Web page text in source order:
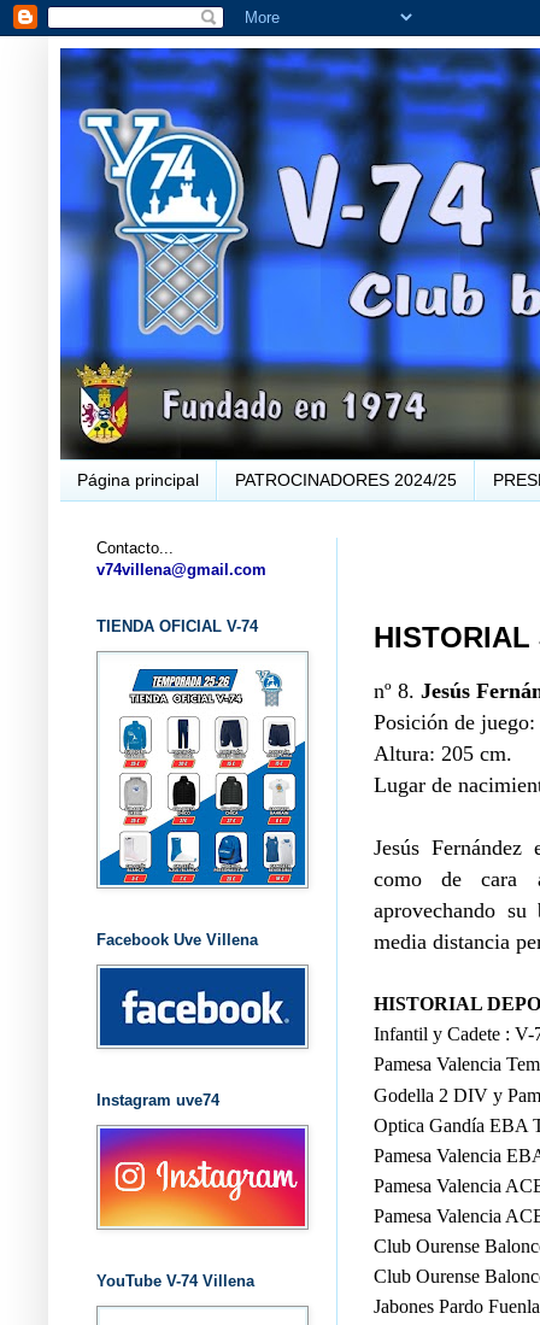
Página principal PATROCINADORES 2024/25
HISTORIAL
nº 8. Jesús
Posición de
Altura: 205 cm.
Lugar de
Jesús
como de cara
aprovechando
media distancia
HISTORIAL
Infantil y Cadete :
Pamesa Valencia
Godella 2 DIV y
Optica Gandía EBA
Pamesa Valencia
Pamesa Valencia
Pamesa Valencia
Club Ourense
Club Ourense
Jabones Pardo
Contacto...
v74villena@gmail.com
TIENDA OFICIAL V-74
Facebook Uve Villena
Instagram uve74
YouTube V-74 Villena